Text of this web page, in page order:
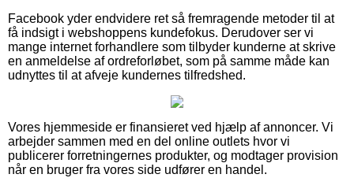
Facebook yder endvidere ret så fremragende metoder til at
få indsigt i webshoppens kundefokus. Derudover ser vi
mange internet forhandlere som tilbyder kunderne at skrive
en anmeldelse af ordreforløbet, som på samme måde kan
udnyttes til at afveje kundernes tilfredshed.
Vores hjemmeside er finansieret ved hjælp af annoncer. Vi
arbejder sammen med en del online outlets hvor vi
publicerer forretningernes produkter, og modtager provision
når en bruger fra vores side udfører en handel.